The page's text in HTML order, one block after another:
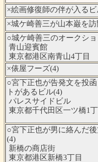
×絵画修復師の伴が入るビ
×城ケ崎善三が山本巌を
○城ケ崎善三のオークシ
青山迎賓館
東京都港区南青山4丁目
×俵屋フーズ(4)
○宮下正也が告発文を投
トがあるビル(4)
パレスサイドビル
東京都千代田区一ツ橋1丁
○宮下正也が男に絡んだ
(4)
新橋の商店街
東京都港区新橋3丁目